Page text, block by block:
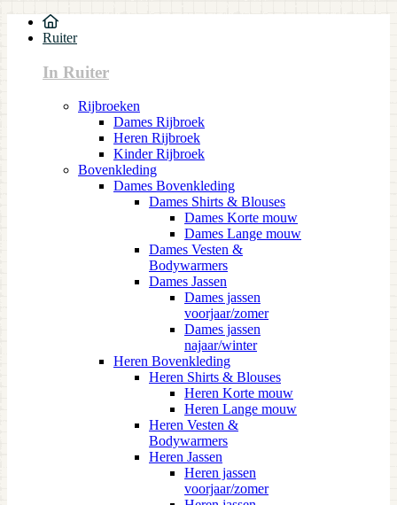
Ruiter
In Ruiter
Rijbroeken
Dames Rijbroek
Heren Rijbroek
Kinder Rijbroek
Bovenkleding
Dames Bovenkleding
Dames Shirts & Blouses
Dames Korte mouw
Dames Lange mouw
Dames Vesten &
Bodywarmers
Dames Jassen
Dames jassen
voorjaar/zomer
Dames jassen
najaar/winter
Heren Bovenkleding
Heren Shirts & Blouses
Heren Korte mouw
Heren Lange mouw
Heren Vesten &
Bodywarmers
Heren Jassen
Heren jassen
voorjaar/zomer